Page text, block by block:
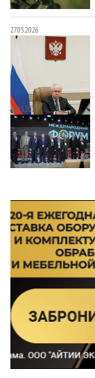
27.05.2026
27.05.2026